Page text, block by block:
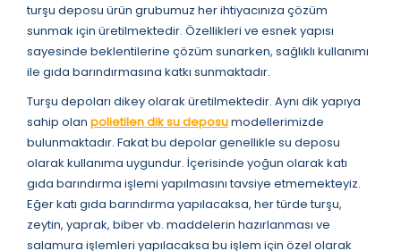
turşu deposu ürün grubumuz her ihtiyacınıza çözüm
sunmak için üretilmektedir. Özellikleri ve esnek yapısı
sayesinde beklentilerine çözüm sunarken, sağlıklı kullanımı
ile gıda barındırmasına katkı sunmaktadır.
Turşu depoları dikey olarak üretilmektedir. Aynı dik yapıya
sahip olan polietilen dik su deposumodellerimizde
bulunmaktadır. Fakat bu depolar genellikle su deposu
olarak kullanıma uygundur. İçerisinde yoğun olarak katı
gıda barındırma işlemi yapılmasını tavsiye etmemekteyiz.
Eğer katı gıda barındırma yapılacaksa, her türde turşu,
zeytin, yaprak, biber vb. maddelerin hazırlanması ve
salamura işlemleri yapılacaksa bu işlem için özel olarak